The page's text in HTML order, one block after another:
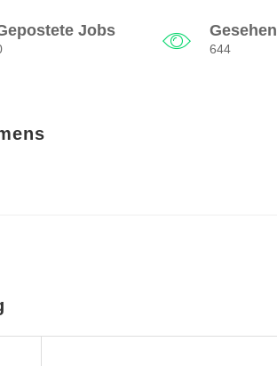
Jobs Gesehen
644